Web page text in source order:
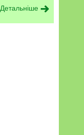
Детальніше